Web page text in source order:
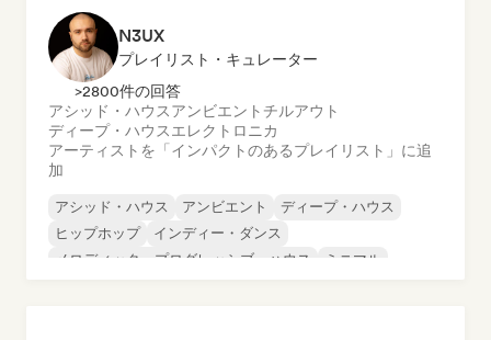
N3UX
プレイリスト・キュレーター
>2800件の回答
アシッド・ハウスアンビエント チルアウト
ディープ・ハウスエレクトロニカ
アーティストを「インパクトのあるプレイリスト」に追
加
アシッド・ハウス アンビエント
ディープ・ハウス
ヒップホップ
インディー・ダンス
メロディック・プログレッシブ・ハウス
ミニマル